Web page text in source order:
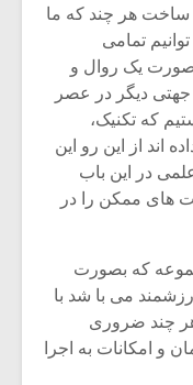
ساخت هر چند که ما
تمامی
صورت یک روال و
جهتی دیگر در عصر
که تکنیک،
اند از این رو این
علمی در این باب
های ممکن را در
که بصورت
می با شد با
چند ضروری
امکانات به اجرا